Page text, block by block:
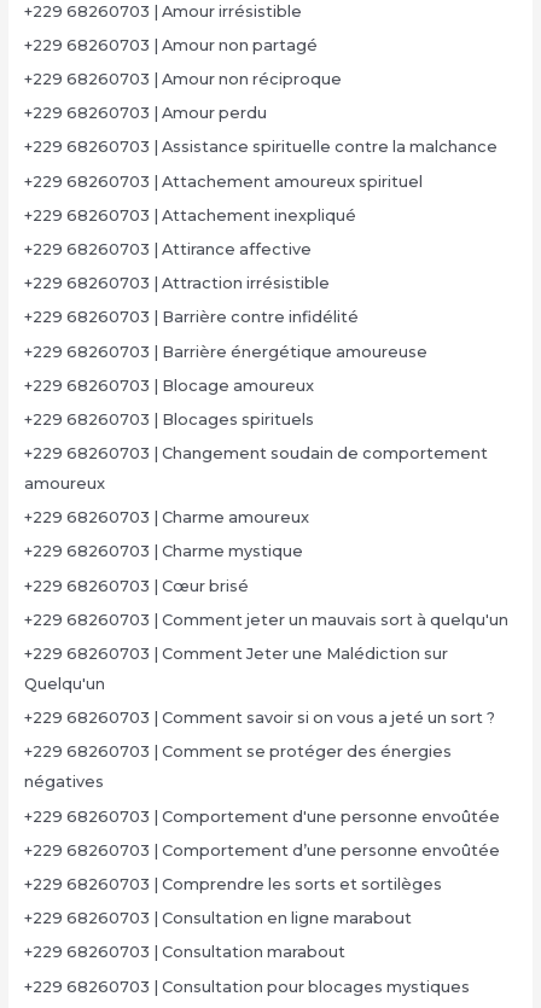
+229 68260703 | Amour irrésistible
+229 68260703 | Amour non partagé
+229 68260703 | Amour non réciproque
+229 68260703 | Amour perdu
+229 68260703 | Assistance spirituelle contre la malchance
+229 68260703 | Attachement amoureux spirituel
+229 68260703 | Attachement inexpliqué
+229 68260703 | Attirance affective
+229 68260703 | Attraction irrésistible
+229 68260703 | Barrière contre infidélité
+229 68260703 | Barrière énergétique amoureuse
+229 68260703 | Blocage amoureux
+229 68260703 | Blocages spirituels
+229 68260703 | Changement soudain de comportement
amoureux
+229 68260703 | Charme amoureux
+229 68260703 | Charme mystique
+229 68260703 | Cœur brisé
+229 68260703 | Comment jeter un mauvais sort à quelqu'un
+229 68260703 | Comment Jeter une Malédiction sur
Quelqu'un
+229 68260703 | Comment savoir si on vous a jeté un sort ?
+229 68260703 | Comment se protéger des énergies
négatives
+229 68260703 | Comportement d'une personne envoûtée
+229 68260703 | Comportement d’une personne envoûtée
+229 68260703 | Comprendre les sorts et sortilèges
+229 68260703 | Consultation en ligne marabout
+229 68260703 | Consultation marabout
+229 68260703 | Consultation pour blocages mystiques